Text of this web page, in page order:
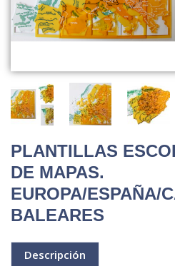
PLANTILLAS
DE MAPAS.
EUROPA/ESPAÑA/
BALEARES
Descripción